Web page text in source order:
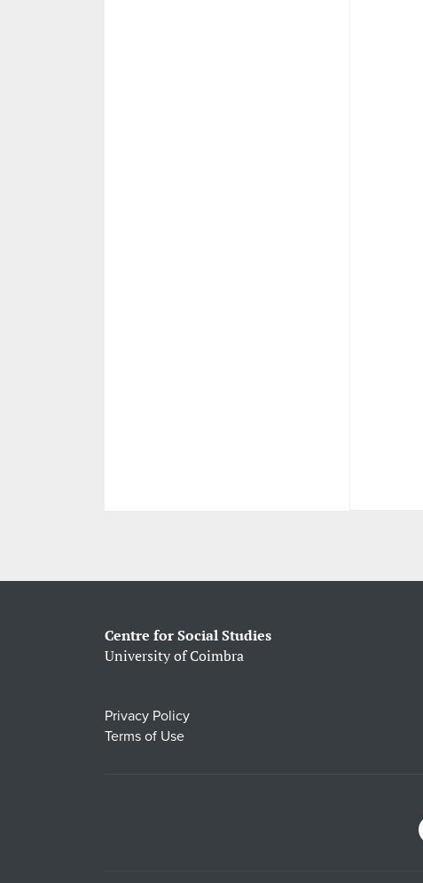
Centre for Social Studies
University of Coimbra
Privacy Policy
Terms of Use